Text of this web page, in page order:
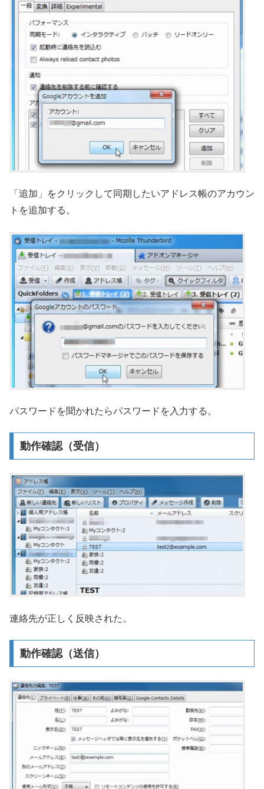
「追加」をクリックして同期したいアドレス帳のアカウン
トを追加する。
パスワードを聞かれたらパスワードを入力する。
動作確認（受信）
連絡先が正しく反映された。
動作確認（送信）